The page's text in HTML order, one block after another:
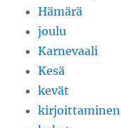
Hämärä
joulu
Karnevaali
Kesä
kevät
kirjoittaminen